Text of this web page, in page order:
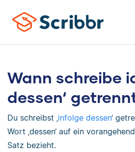
Wann schreibe
dessen‘
Du schreibst ‚infolge dessen‘
Wort ‚dessen‘ auf ein
Satz bezieht.